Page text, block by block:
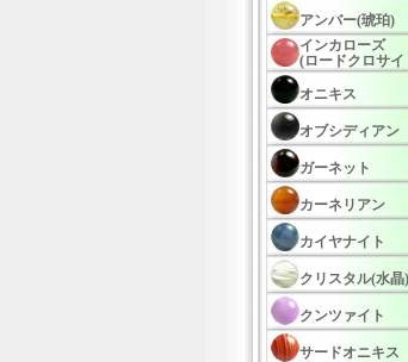
アンバー(琥珀)
インカローズ
(ロードクロサイ
オニキス
オブシディアン
ガーネット
カーネリアン
カイヤナイト
クリスタル(水晶)
クンツァイト
サードオニキス